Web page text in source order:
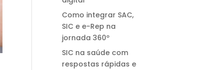
Como integrar SAC,
SIC e e-Rep na
jornada 360º
SIC na saúde com
respostas rápidas e